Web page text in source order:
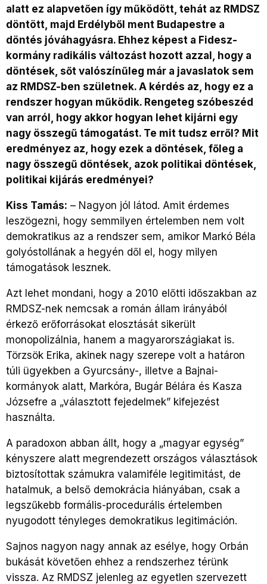
alatt ez alapvetően így működött, tehát az RMDSZ
döntött, majd Erdélyből ment Budapestre a
döntés jóváhagyásra. Ehhez képest a Fidesz-
kormány radikális változást hozott azzal, hogy a
döntések, sőt valószínűleg már a javaslatok sem
az RMDSZ-ben születnek. A kérdés az, hogy ez a
rendszer hogyan működik. Rengeteg szóbeszéd
van arról, hogy akkor hogyan lehet kijárni egy
nagy összegű támogatást. Te mit tudsz erről? Mit
eredményez az, hogy ezek a döntések, főleg a
nagy összegű döntések, azok politikai döntések,
politikai kijárás eredményei?
Kiss Tamás: – Nagyon jól látod. Amit érdemes
leszögezni, hogy semmilyen értelemben nem volt
demokratikus az a rendszer sem, amikor Markó Béla
golyóstollának a hegyén dől el, hogy milyen
támogatások lesznek.
Azt lehet mondani, hogy a 2010 előtti időszakban az
RMDSZ-nek nemcsak a román állam irányából
érkező erőforrásokat elosztását sikerült
monopolizálnia, hanem a magyarországiakat is.
Törzsök Erika, akinek nagy szerepe volt a határon
túli ügyekben a Gyurcsány-, illetve a Bajnai-
kormányok alatt, Markóra, Bugár Bélára és Kasza
Józsefre a „választott fejedelmek” kifejezést
használta.
A paradoxon abban állt, hogy a „magyar egység”
kényszere alatt megrendezett országos választások
biztosítottak számukra valamiféle legitimitást, de
hatalmuk, a belső demokrácia hiányában, csak a
legszűkebb formális-procedurális értelemben
nyugodott tényleges demokratikus legitimáción.
Sajnos nagyon nagy annak az esélye, hogy Orbán
bukását követően ehhez a rendszerhez térünk
vissza. Az RMDSZ jelenleg az egyetlen szervezett